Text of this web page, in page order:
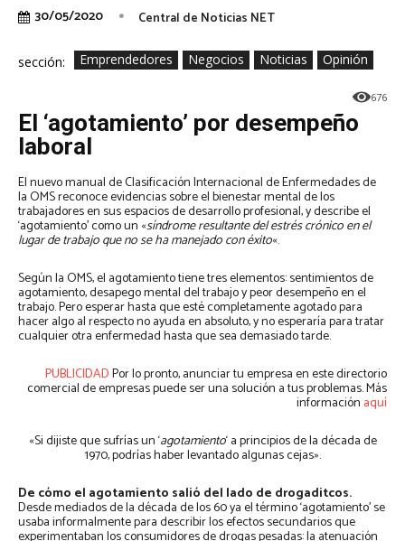
30/05/2020 Central de Noticias NET
sección: Emprendedores Negocios Noticias Opinión
676
El ‘agotamiento’ por desempeño
laboral
El nuevo manual de Clasificación Internacional de Enfermedades de
la OMS reconoce evidencias sobre el bienestar mental de los
trabajadores en sus espacios de desarrollo profesional, y describe el
‘agotamiento’ como un «síndrome resultante del estrés crónico en el
lugar de trabajo que no se ha manejado con éxito«.
Según la OMS, el agotamiento tiene tres elementos: sentimientos de
agotamiento, desapego mental del trabajo y peor desempeño en el
trabajo. Pero esperar hasta que esté completamente agotado para
hacer algo al respecto no ayuda en absoluto, y no esperaría para tratar
cualquier otra enfermedad hasta que sea demasiado tarde.
PUBLICIDADPor lo pronto, anunciar tu empresa en este directorio
comercial de empresas puede ser una solución a tus problemas. Más
información aquí
«Si dijiste que sufrías un ‘agotamiento‘ a principios de la década de
1970, podrías haber levantado algunas cejas».
De cómo el agotamiento salió del lado de drogaditcos.
Desde mediados de la década de los 60 ya el término ‘agotamiento’ se
usaba informalmente para describir los efectos secundarios que